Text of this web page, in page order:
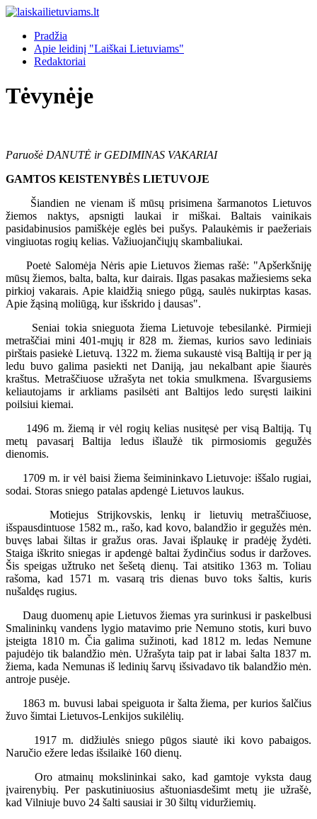
Pradžia
Apie leidinį "Laiškai Lietuviams"
Redaktoriai
Tėvynėje
Paruošė DANUTĖ ir GEDIMINAS VAKARIAI
GAMTOS KEISTENYBĖS LIETUVOJE
Šiandien ne vienam iš mūsų prisimena šarmanotos Lietuvos
žiemos naktys, apsnigti laukai ir miškai. Baltais vainikais
pasidabinusios pamiškėje eglės bei pušys. Palaukėmis ir paežeriais
vingiuotas rogių kelias. Važiuojančiųjų skambaliukai.
Poetė Salomėja Nėris apie Lietuvos žiemas rašė: "Apšerkšniję
mūsų žiemos, balta, balta, kur dairais. Ilgas pasakas mažiesiems seka
pirkioj vakarais. Apie klaidžią sniego pūgą, saulės nukirptas kasas.
Apie žąsiną moliūgą, kur išskrido į dausas".
Seniai tokia snieguota žiema Lietuvoje tebesilankė. Pirmieji
metraščiai mini 401-mųjų ir 828 m. žiemas, kurios savo lediniais
pirštais pasiekė Lietuvą. 1322 m. žiema sukaustė visą Baltiją ir per ją
ledu buvo galima pasiekti net Daniją, jau nekalbant apie šiaurės
kraštus. Metraščiuose užrašyta net tokia smulkmena. Išvargusiems
keliautojams ir arkliams pasilsėti ant Baltijos ledo suręsti laikini
poilsiui kiemai.
1496 m. žiemą ir vėl rogių kelias nusitęsė per visą Baltiją. Tų
metų pavasarį Baltija ledus išlaužė tik pirmosiomis gegužės
dienomis.
1709 m. ir vėl baisi žiema šeimininkavo Lietuvoje: iššalo rugiai,
sodai. Storas sniego patalas apdengė Lietuvos laukus.
Motiejus Strijkovskis, lenkų ir lietuvių metraščiuose,
išspausdintuose 1582 m., rašo, kad kovo, balandžio ir gegužės mėn.
buvęs labai šiltas ir gražus oras. Javai išplaukę ir pradėję žydėti.
Staiga iškrito sniegas ir apdengė baltai žydinčius sodus ir daržoves.
Šis speigas užtruko net šešetą dienų. Tai atsitiko 1363 m. Toliau
rašoma, kad 1571 m. vasarą tris dienas buvo toks šaltis, kuris
nušaldęs rugius.
Daug duomenų apie Lietuvos žiemas yra surinkusi ir paskelbusi
Smalininkų vandens lygio matavimo prie Nemuno stotis, kuri buvo
įsteigta 1810 m. Čia galima sužinoti, kad 1812 m. ledas Nemune
pajudėjo tik balandžio mėn. Užrašyta taip pat ir labai šalta 1837 m.
žiema, kada Nemunas iš ledinių šarvų išsivadavo tik balandžio mėn.
antroje pusėje.
1863 m. buvusi labai speiguota ir šalta žiema, per kurios šalčius
žuvo šimtai Lietuvos-Lenkijos sukilėlių.
1917 m. didžiulės sniego pūgos siautė iki kovo pabaigos.
Naručio ežere ledas išsilaikė 160 dienų.
Oro atmainų mokslininkai sako, kad gamtoje vyksta daug
įvairenybių. Per paskutiniuosius aštuoniasdešimt metų jie užrašė,
kad Vilniuje buvo 24 šalti sausiai ir 30 šiltų viduržiemių.